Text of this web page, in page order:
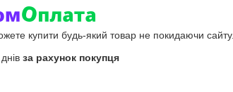
купити будь-який товар не покидаючи сайту.
за рахунок покупця